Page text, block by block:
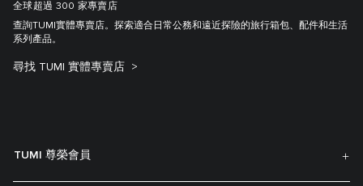
全球超過 300 家專賣店
查詢TUMI實體專賣店。探索適合日常公務和遠近探險的旅行箱包、配件和生活
系列產品。
尋找 TUMI 實體專賣店
TUMI 尊榮會員